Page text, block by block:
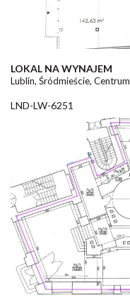
LOKAL NA WYNAJEM
Lublin, Śródmieście, Centrum
LND-LW-6251